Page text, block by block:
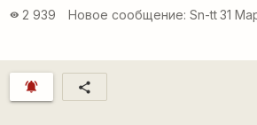
visibility 2 939 Новое сообщение: Sn-tt 31
notifications_active share